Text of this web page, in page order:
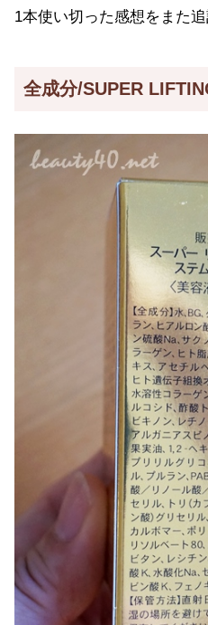
1本使い切った感想をまた追
全成分/SUPER